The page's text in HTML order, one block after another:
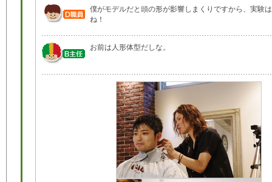
僕がモデルだと頭の形が影響しまくりですから、実験
ね！
お前は人形体型だしな。